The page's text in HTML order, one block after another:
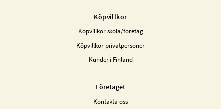
Köpvillkor
Köpvillkor skola/företag
Köpvillkor privatpersoner
Kunder i Finland
Företaget
Kontakta oss